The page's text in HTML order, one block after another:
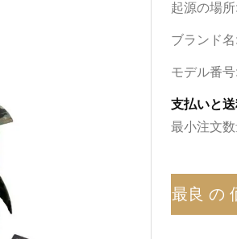
起源の場所:
ブランド名:
モデル番号:
支払いと
最小注文数
最良 の